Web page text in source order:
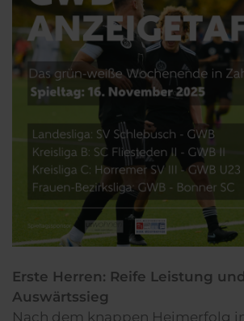
Erste Herren: Reife Leistung
Auswärtssieg
Nach dem knappen Heimerfolg